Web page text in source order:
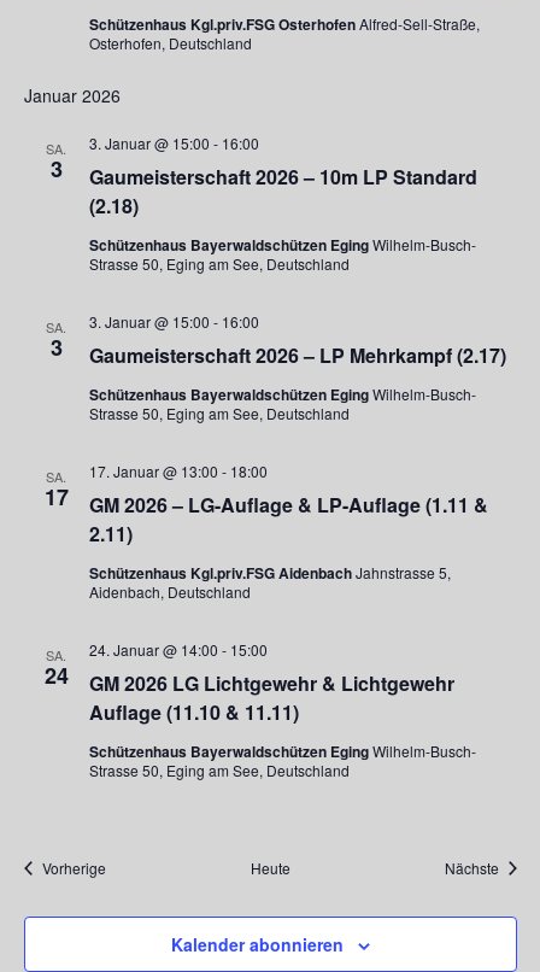
Schützenhaus Kgl.priv.FSG OsterhofenAlfred-Sell-Straße,
Osterhofen, Deutschland
Januar 2026
SA.
3
Gaumeisterschaft 2026 – 10m LP Standard
(2.18)
3. Januar @ 15:00 - 16:00
Schützenhaus Bayerwaldschützen EgingWilhelm-Busch-
Strasse 50, Eging am See, Deutschland
SA.
3 Gaumeisterschaft 2026 – LP Mehrkampf (2.17)
3. Januar @ 15:00 - 16:00
Schützenhaus Bayerwaldschützen EgingWilhelm-Busch-
Strasse 50, Eging am See, Deutschland
SA.
17
GM 2026 – LG-Auflage & LP-Auflage (1.11 &
2.11)
17. Januar @ 13:00 - 18:00
Schützenhaus Kgl.priv.FSG AidenbachJahnstrasse 5,
Aidenbach, Deutschland
SA.
24
GM 2026 LG Lichtgewehr & Lichtgewehr
Auflage (11.10 & 11.11)
24. Januar @ 14:00 - 15:00
Schützenhaus Bayerwaldschützen EgingWilhelm-Busch-
Strasse 50, Eging am See, Deutschland
VorherigeVeranstaltungen Heute Nächste
Kalender abonnieren